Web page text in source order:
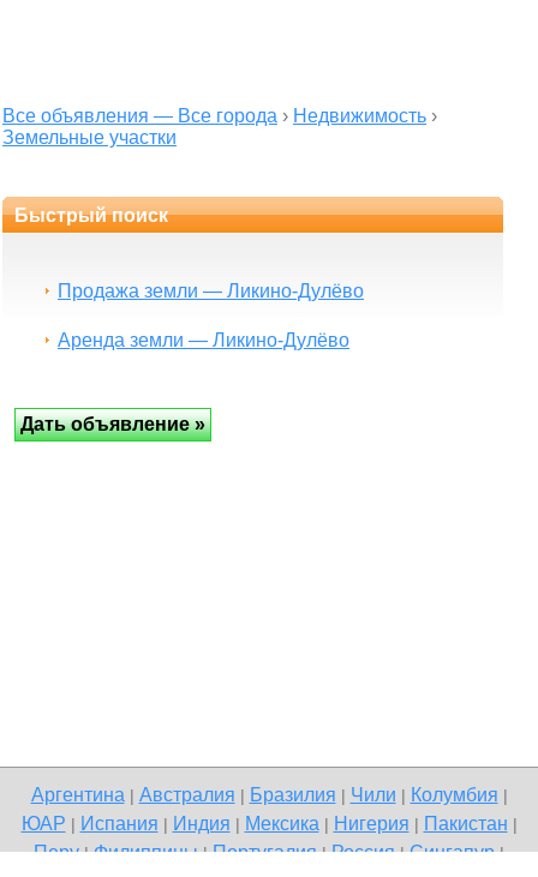
Все объявления — Все города › Недвижимость ›
Земельные участки
Быстрый поиск
Продажа земли — Ликино-Дулёво
Аренда земли — Ликино-Дулёво
Аргентина| Австралия Бразилия Чили Колумбия
ЮАР Испания Индия Мексика| Нигерия Пакистан
Перу|Филиппины|Португалия|Россия|Сингапур|